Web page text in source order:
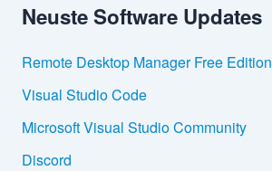
e
a
c
h
:
Neuste Software Updates
Remote Desktop Manager Free Edition
Visual Studio Code
Microsoft Visual Studio Community
Discord